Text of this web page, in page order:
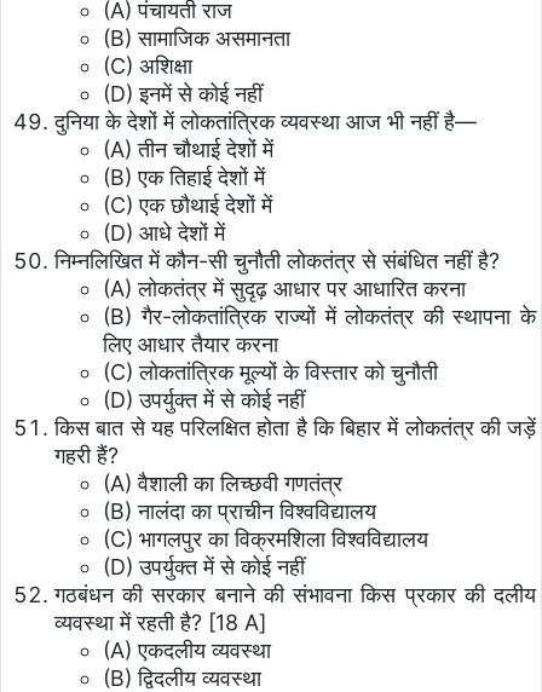
(A) पंचायती राज
(B) सामाजिक असमानता
(C) अशिक्षा
(D) इनमें से कोई नहीं
दुनिया के देशों में लोकतांत्रिक व्यवस्था आज भी नहीं है—
(A) तीन चौथाई देशों में
(B) एक तिहाई देशों में
(C) एक छौथाई देशों में
(D) आधे देशों में
निम्नलिखित में कौन-सी चुनौती लोकतंत्र से संबंधित नहीं है?
(A) लोकतंत्र में सुदृढ़ आधार पर आधारित करना
(B) गैर-लोकतांत्रिक राज्यों में लोकतंत्र की स्थापना के
लिए आधार तैयार करना
(C) लोकतांत्रिक मूल्यों के विस्तार को चुनौती
(D) उपर्युक्त में से कोई नहीं
किस बात से यह परिलक्षित होता है कि बिहार में लोकतंत्र की जड़ें
गहरी हैं?
(A) वैशाली का लिच्छवी गणतंत्र
(B) नालंदा का प्राचीन विश्वविद्यालय
(C) भागलपुर का विक्रमशिला विश्वविद्यालय
(D) उपर्युक्त में से कोई नहीं
गठबंधन की सरकार बनाने की संभावना किस प्रकार की दलीय
व्यवस्था में रहती है? [18 A]
(A) एकदलीय व्यवस्था
(B) द्विदलीय व्यवस्था